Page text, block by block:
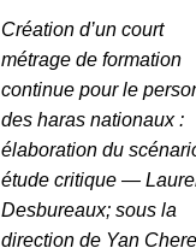
Création d’un court
métrage de formation
continue pour le
des haras nationaux :
élaboration du
étude critique —
Desbureaux; sous la
direction de Yan